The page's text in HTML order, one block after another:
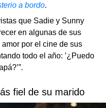
a bordo.
que Sadie y Sunny
en algunas de sus
por el cine de sus
todo el año: ’¿Puedo
fiel de su marido